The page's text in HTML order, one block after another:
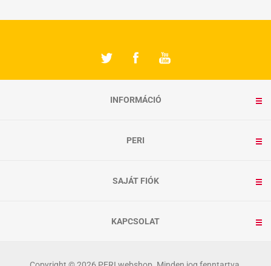
INFORMÁCIÓ
PERI
SAJÁT FIÓK
KAPCSOLAT